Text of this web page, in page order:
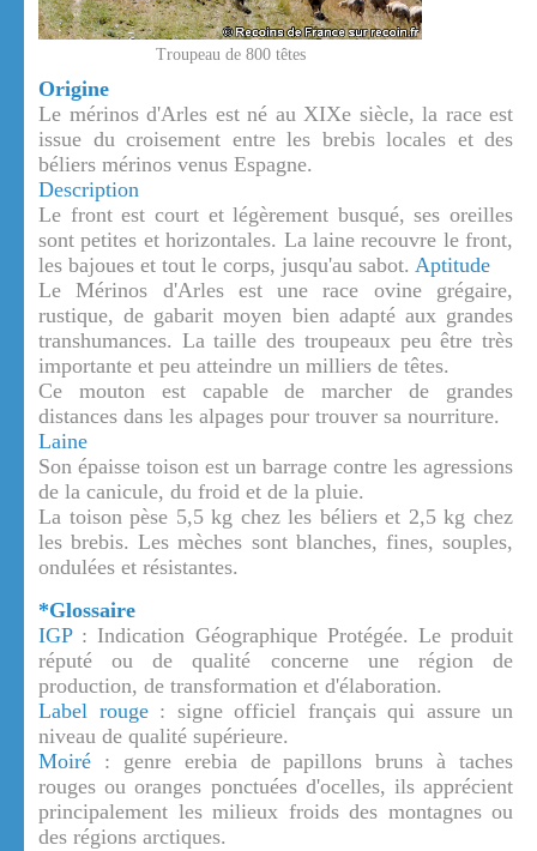
Troupeau de 800 têtes
Origine
Le mérinos d'Arles est né au XIXe siècle, la race est
issue du croisement entre les brebis locales et des
béliers mérinos venus Espagne.
Description
Le front est court et légèrement busqué, ses oreilles
sont petites et horizontales. La laine recouvre le front,
les bajoues et tout le corps, jusqu'au sabot. Aptitude
Le Mérinos d'Arles est une race ovine grégaire,
rustique, de gabarit moyen bien adapté aux grandes
transhumances. La taille des troupeaux peu être très
importante et peu atteindre un milliers de têtes.
Ce mouton est capable de marcher de grandes
distances dans les alpages pour trouver sa nourriture.
Laine
Son épaisse toison est un barrage contre les agressions
de la canicule, du froid et de la pluie.
La toison pèse 5,5 kg chez les béliers et 2,5 kg chez
les brebis. Les mèches sont blanches, fines, souples,
ondulées et résistantes.
*Glossaire
IGP: Indication Géographique Protégée. Le produit
réputé ou de qualité concerne une région de
production, de transformation et d'élaboration.
Label rouge: signe officiel français qui assure un
niveau de qualité supérieure.
Moiré : genre erebia de papillons bruns à taches
rouges ou oranges ponctuées d'ocelles, ils apprécient
principalement les milieux froids des montagnes ou
des régions arctiques.